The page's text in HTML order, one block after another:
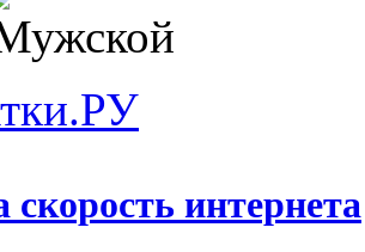
скорость интернета